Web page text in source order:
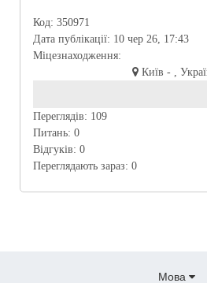
Код: 350971
Дата публікації: 10 чер 26, 17:43
Міцезнаходження:
Київ - ,
Переглядів: 109
Питань: 0
Відгуків: 0
Переглядають зараз: 0
Мова